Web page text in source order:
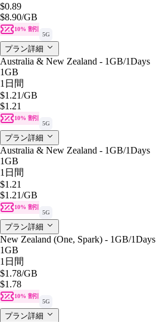
$0.89
$8.90/GB
10% 割引
5G
プラン詳細
Australia & New Zealand - 1GB/1Days
1GB
1日間
$1.21/GB
$1.21
10% 割引
5G
プラン詳細
Australia & New Zealand - 1GB/1Days
1GB
1日間
$1.21
$1.21/GB
10% 割引
5G
プラン詳細
New Zealand (One, Spark) - 1GB/1Days
1GB
1日間
$1.78/GB
$1.78
10% 割引
5G
プラン詳細